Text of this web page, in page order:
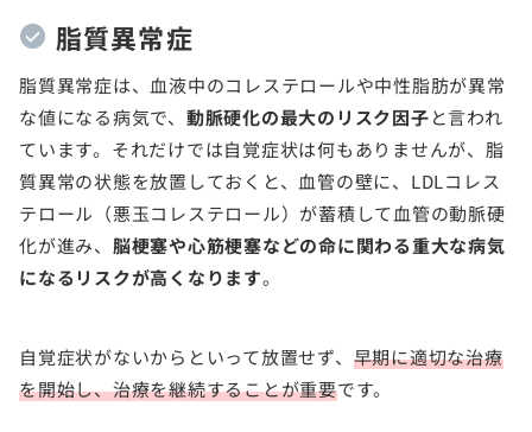
脂質異常症
脂質異常症は、血液中のコレステロールや中性脂肪が異常
な値になる病気で、 動脈硬化の最大のリスク因子と言われ
ています。それだけでは自覚症状は何もありませんが、脂
質異常の状態を放置しておくと、血管の壁に、LDLコレス
テロール（悪玉コレステロール）が蓄積して血管の動脈硬
化が進み、 脳梗塞や心筋梗塞などの命に関わる重大な病気
になるリスクが高くなります。
自覚症状がないからといって放置せず、 早期に適切な治療
を開始し、治療を継続することが重要です。